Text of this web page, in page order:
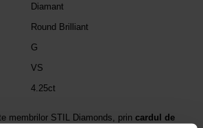
Diamant
Round Brilliant
G
VS
4.25ct
membrilor STIL Diamonds, prin cardul de